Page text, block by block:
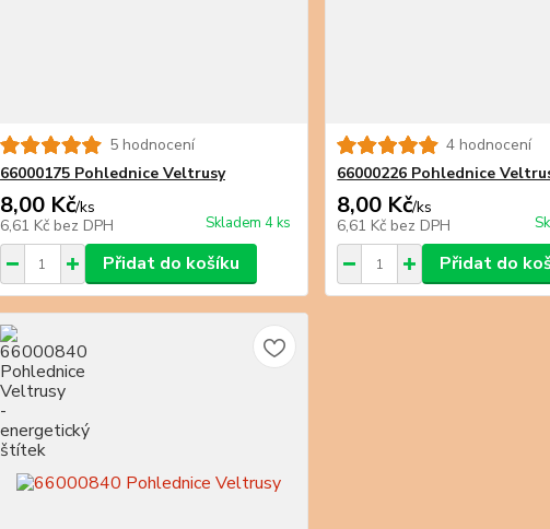
5 hodnocení
66000175 Pohlednice Veltrusy
8,00 Kč/ks
6,61 Kč bez DPH Skladem 4 ks
Přidat do košíku
4 hodnocení
66000226 Pohlednice
8,00 Kč/ks
6,61 Kč bez DPH
Přidat do